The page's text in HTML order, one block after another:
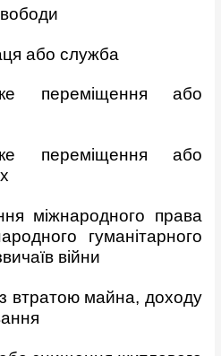
або служба
переміщення або
переміщення або
міжнародного права
гуманітарного
війни
з втратою майна, доходу